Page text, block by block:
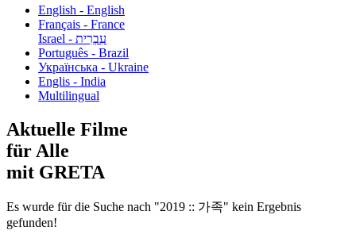
English - English
Français - France
עִבְרִית - Israel
Português - Brazil
Українська - Ukraine
Englis - India
Multilingual
Aktuelle Filme
für Alle
mit GRETA
Es wurde für die Suche nach "2019 :: 가족" kein Ergebnis
gefunden!